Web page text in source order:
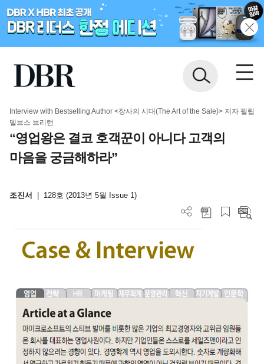
Interview with Bestselling Author <장사의 시대(The Art of the Sale)> 저자 필립
델브스 브리턴
“영업왕은 결코 호객꾼이 아니다 고객의
마음을 궁금해하라”
조진서 128호 (2013년 5월 Issue 1)